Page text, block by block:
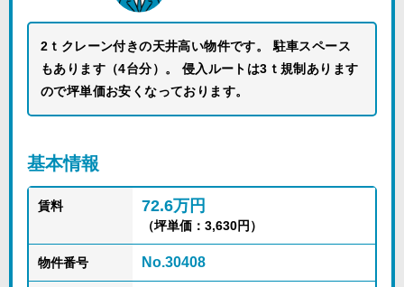
2ｔクレーン付きの天井高い物件です。 駐車スペース
もあります（4台分）。 侵入ルートは3ｔ規制あります
ので坪単価お安くなっております。
基本情報
賃料 72.6万円
（坪単価：3,630円）
物件番号 No.30408